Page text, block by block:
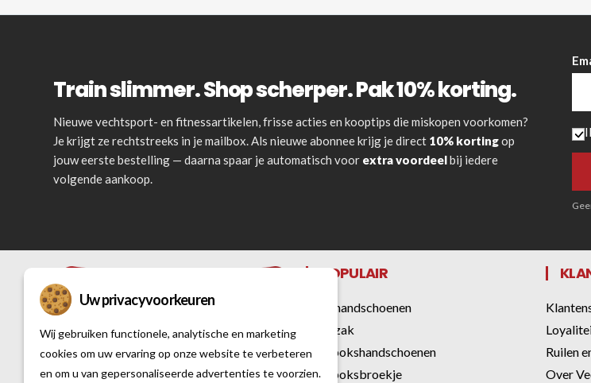
Train slimmer. Shop scherper. Pak 10% korting.
Nieuwe vechtsport- en fitnessartikelen, frisse acties en kooptips die miskopen voorkomen?
Je krijgt ze rechtstreeks in je mailbox. Als nieuwe abonnee krijg je direct 10% kortingop
jouw eerste bestelling — daarna spaar je automatisch voor extra voordeelbij iedere
volgende aankoop.
POPULAIR
Bokshandschoenen
Bokszak
Kickbokshandschoenen
Kickboksbroekje
Ruilen
Over
Uw privacyvoorkeuren
Wij gebruiken functionele, analytische en marketing
cookies om uw ervaring op onze website te verbeteren
en om u van gepersonaliseerde advertenties te voorzien.